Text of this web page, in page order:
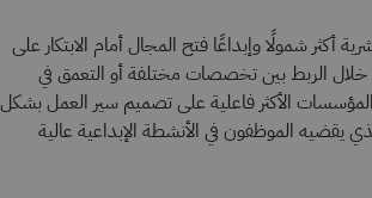
أكثر شمولًا وإبداعًا فتح المجال أمام الابتكار على
الربط بين تخصصات مختلفة أو التعمق في
الأكثر فاعلية على تصميم سير العمل بشكل
يقضيه الموظفون في الأنشطة الإبداعية عالية